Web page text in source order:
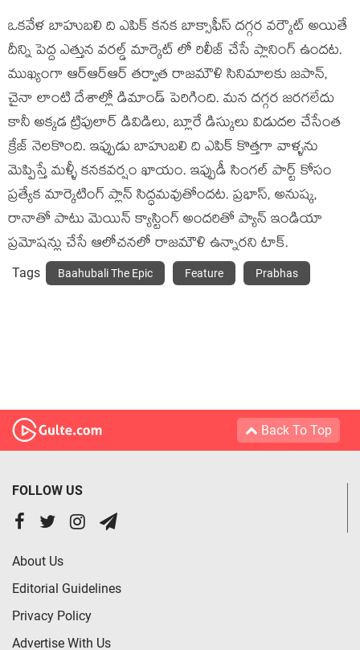
ఒకవేళ బాహుబలి ది ఎపిక్ కనక బాక్సాఫీస్ దగ్గర వర్కౌట్ అయితే
దీన్ని పెద్ద ఎత్తున వరల్డ్ మార్కెట్ లో రిలీజ్ చేసే ప్లానింగ్ ఉందట.
ముఖ్యంగా ఆర్ఆర్ఆర్ తర్వాత రాజమౌళి సినిమాలకు జపాన్,
చైనా లాంటి దేశాల్లో డిమాండ్ పెరిగింది. మన దగ్గర జరగలేదు
కానీ అక్కడ ట్రిపులార్ డివిడిలు, బ్లూరే డిస్కులు విడుదల చేసేంత
క్రేజ్ నెలకొంది. ఇప్పుడు బాహుబలి ది ఎపిక్ కొత్తగా వాళ్ళను
మెప్పిస్తే మళ్ళీ కనకవర్షం ఖాయం. ఇప్పుడీ సింగల్ పార్ట్ కోసం
ప్రత్యేక మార్కెటింగ్ ప్లాన్ సిద్ధమవుతోందట. ప్రభాస్, అనుష్క,
రానాతో పాటు మెయిన్ క్యాస్టింగ్ అందరితో ప్యాన్ ఇండియా
ప్రమోషన్లు చేసే ఆలోచనలో రాజమౌళి ఉన్నారని టాక్.
Tags Baahubali The Epic Feature Prabhas
Back To Top
FOLLOW US
About Us
Editorial Guidelines
Privacy Policy
Advertise With Us